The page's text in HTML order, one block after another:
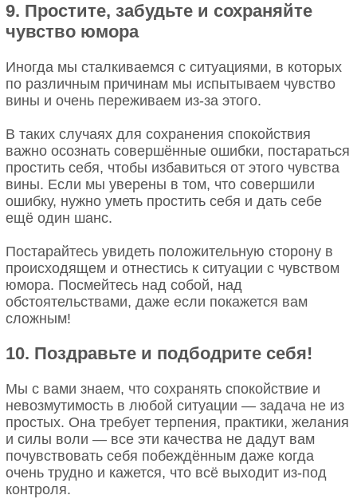
9. Простите, забудьте и сохраняйте
чувство юмора
Иногда мы сталкиваемся с ситуациями, в которых
по различным причинам мы испытываем чувство
вины и очень переживаем из-за этого.
В таких случаях для сохранения спокойствия
важно осознать совершённые ошибки, постараться
простить себя, чтобы избавиться от этого чувства
вины. Если мы уверены в том, что совершили
ошибку, нужно уметь простить себя и дать себе
ещё один шанс.
Постарайтесь увидеть положительную сторону в
происходящем и отнестись к ситуации с чувством
юмора. Посмейтесь над собой, над
обстоятельствами, даже если покажется вам
сложным!
10. Поздравьте и подбодрите себя!
Мы с вами знаем, что сохранять спокойствие и
невозмутимость в любой ситуации — задача не из
простых. Она требует терпения, практики, желания
и силы воли — все эти качества не дадут вам
почувствовать себя побеждённым даже когда
очень трудно и кажется, что всё выходит из-под
контроля.